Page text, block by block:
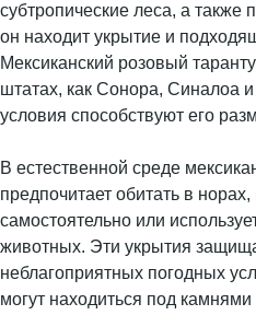
субтропические леса, а также
он находит укрытие и
Мексиканский розовый
штатах, как Сонора, Синалоа
условия способствуют его
В естественной среде
предпочитает обитать в
самостоятельно или
животных. Эти укрытия
неблагоприятных погодных
могут находиться под